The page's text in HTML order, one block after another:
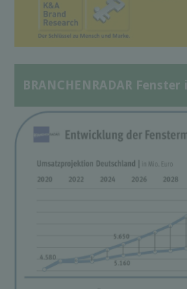
BRANCHENRADAR Fenster